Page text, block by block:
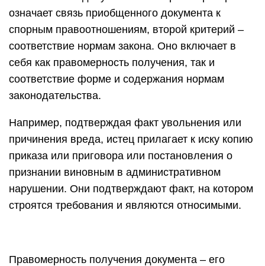
означает связь приобщенного документа к
спорным правоотношениям, второй критерий –
соответствие нормам закона. Оно включает в
себя как правомерность получения, так и
соответствие форме и содержания нормам
законодательства.
Например, подтверждая факт увольнения или
причинения вреда, истец прилагает к иску копию
приказа или приговора или постановления о
признании виновным в административном
нарушении. Они подтверждают факт, на котором
строятся требования и являются относимыми.
Правомерность получения документа – его